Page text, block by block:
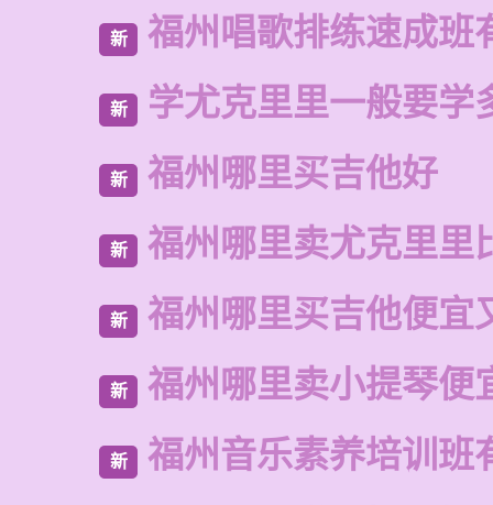
新 福州唱歌排练速成班
新 学尤克里里一般要学
新 福州哪里买吉他好
新 福州哪里卖尤克里里
新 福州哪里买吉他便宜
新 福州哪里卖小提琴便
新 福州音乐素养培训班